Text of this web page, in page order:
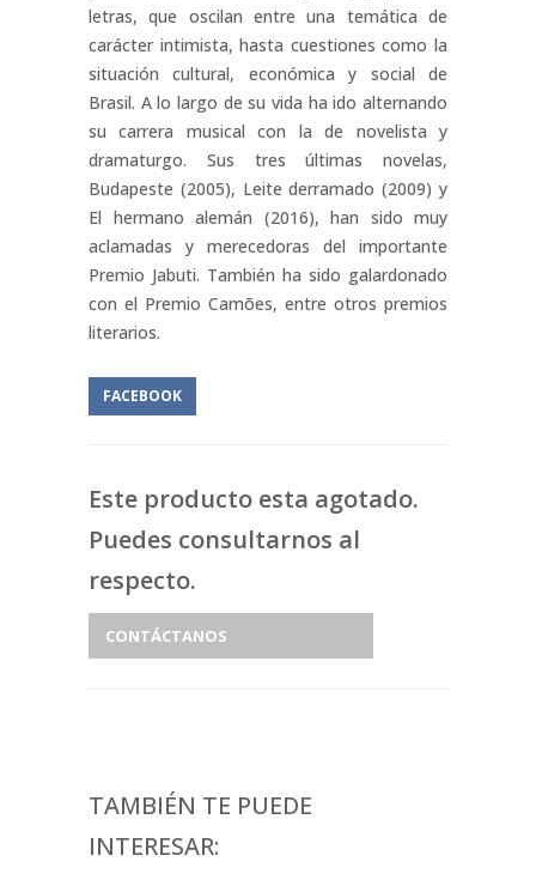
letras, que oscilan entre una temática de
carácter intimista, hasta cuestiones como la
situación cultural, económica y social de
Brasil. A lo largo de su vida ha ido alternando
su carrera musical con la de novelista y
dramaturgo. Sus tres últimas novelas,
Budapeste (2005), Leite derramado (2009) y
El hermano alemán (2016), han sido muy
aclamadas y merecedoras del importante
Premio Jabuti. También ha sido galardonado
con el Premio Camões, entre otros premios
literarios.
FACEBOOK
Este producto esta agotado.
Puedes consultarnos al
respecto.
CONTÁCTANOS
TAMBIÉN TE PUEDE
INTERESAR: